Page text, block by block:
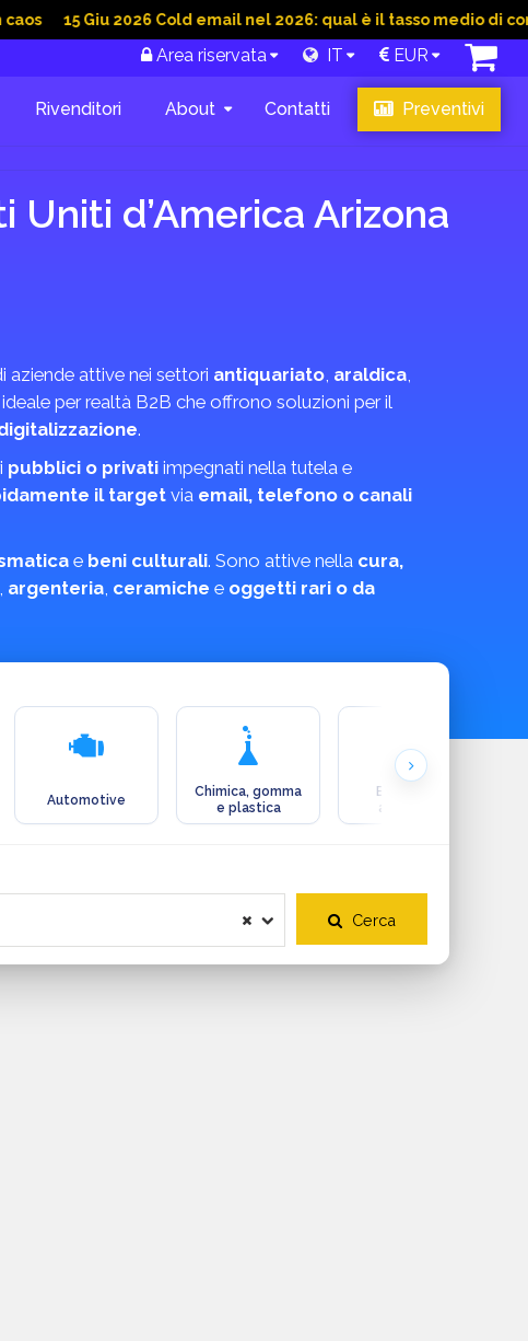
15 Giu 2026 Cold email nel 2026: qual è il tasso medio di
Area riservata IT EUR
Rivenditori About Contatti Preventivi
d’America Arizona
aziende attive nei settori antiquariato, araldica,
per realtà B2B che offrono soluzioni per il
.
pubblici o privati impegnati nella tutela e
il targetvia email, telefono o canali
e beni culturali. Sono attive nella cura,
, argenteria, ceramiche e oggetti rari o da
Automotive
Chimica, gomma
e plastica
Ecologia e
ambiente
Cerca